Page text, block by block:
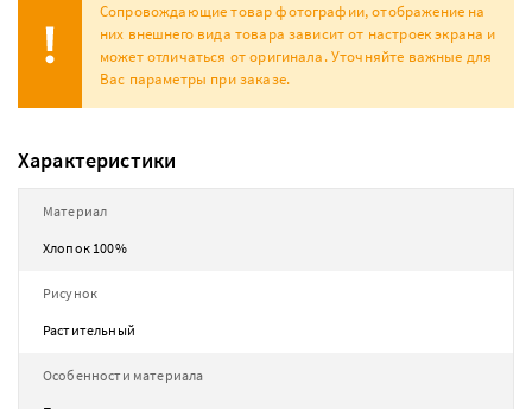
Сопровождающие товар фотографии, отображение на
них внешнего вида товара зависит от настроек экрана и
может отличаться от оригинала. Уточняйте важные для
Вас параметры при заказе.
Характеристики
Материал
Хлопок 100%
Рисунок
Растительный
Особенности материала